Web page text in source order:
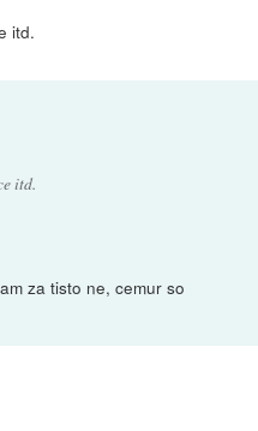
itd.
itd.
za tisto ne, cemur so